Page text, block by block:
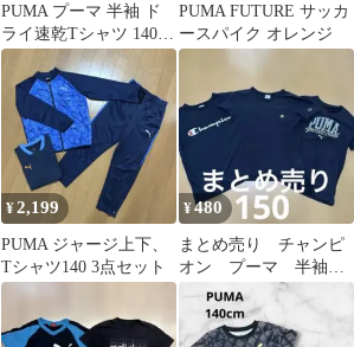
PUMA プーマ 半袖 ド
ライ速乾Tシャツ 140
ネイビー 男の子 スポー
PUMA FUTURE サッカ
ースパイク オレンジ
¥2,199
PUMA ジャージ上下、
Tシャツ140 3点セット
¥480
まとめ売り チャンピ
オン プーマ 半袖
シャツ 150